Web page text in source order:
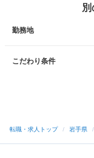
勤務地
こだわり条件
転職・求人トップ / 岩手県 /